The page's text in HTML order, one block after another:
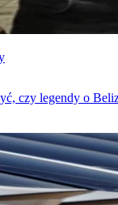
czy legendy o